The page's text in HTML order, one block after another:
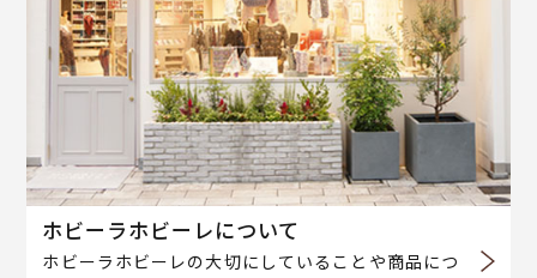
ホビーラホビーレについて
ホビーラホビーレの大切にしていることや商品につ